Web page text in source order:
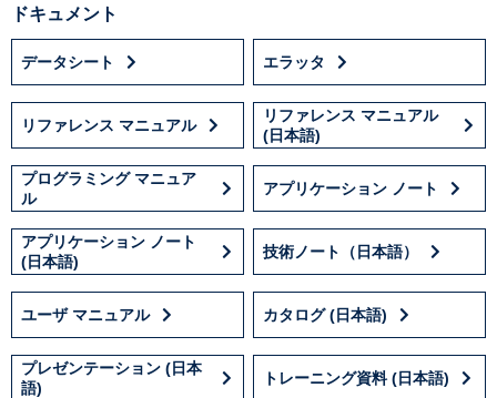
ドキュメント
データシート エラッタ
リファレンス マニュアル
リファレンス マニュアル
(日本語)
プログラミング マニュア
ル
アプリケーション ノート
アプリケーション ノート
(日本語)
技術ノート（日本語）
ユーザ マニュアル カタログ (日本語)
プレゼンテーション (日本
語)
トレーニング資料 (日本語)